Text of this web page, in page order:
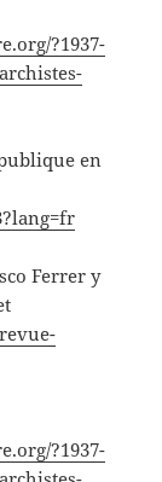
?1937-
en
Ferrer y
?1937-